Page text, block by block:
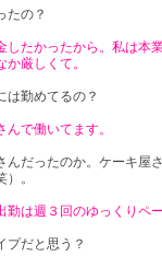
たの？
したかったから。私は本
厳しくて。
は勤めてるの？
で働いてます。
んだったのか。ケーキ屋
。
は週３回のゆっくりペ
プだと思う？